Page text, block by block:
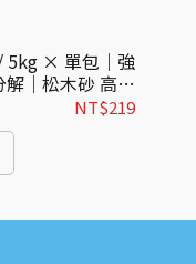
｜松木砂 高效
吸收貓砂推薦
NT$219